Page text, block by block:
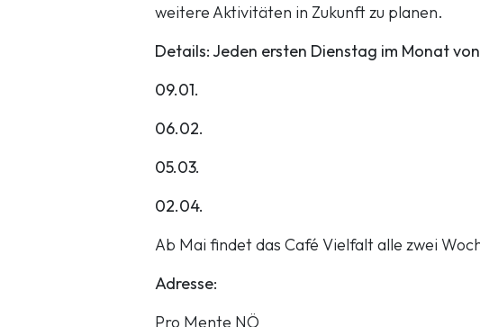
weitere Aktivitäten in Zukunft zu planen.
Details: Jeden ersten Dienstag im Monat von
09.01.
06.02.
05.03.
02.04.
Ab Mai findet das Café Vielfalt alle zwei
Adresse:
Pro Mente NÖ